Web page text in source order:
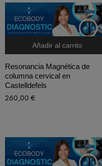
Añadir al carrito
Resonancia Magnética de
columna cervical en
Castelldefels
260,00 €